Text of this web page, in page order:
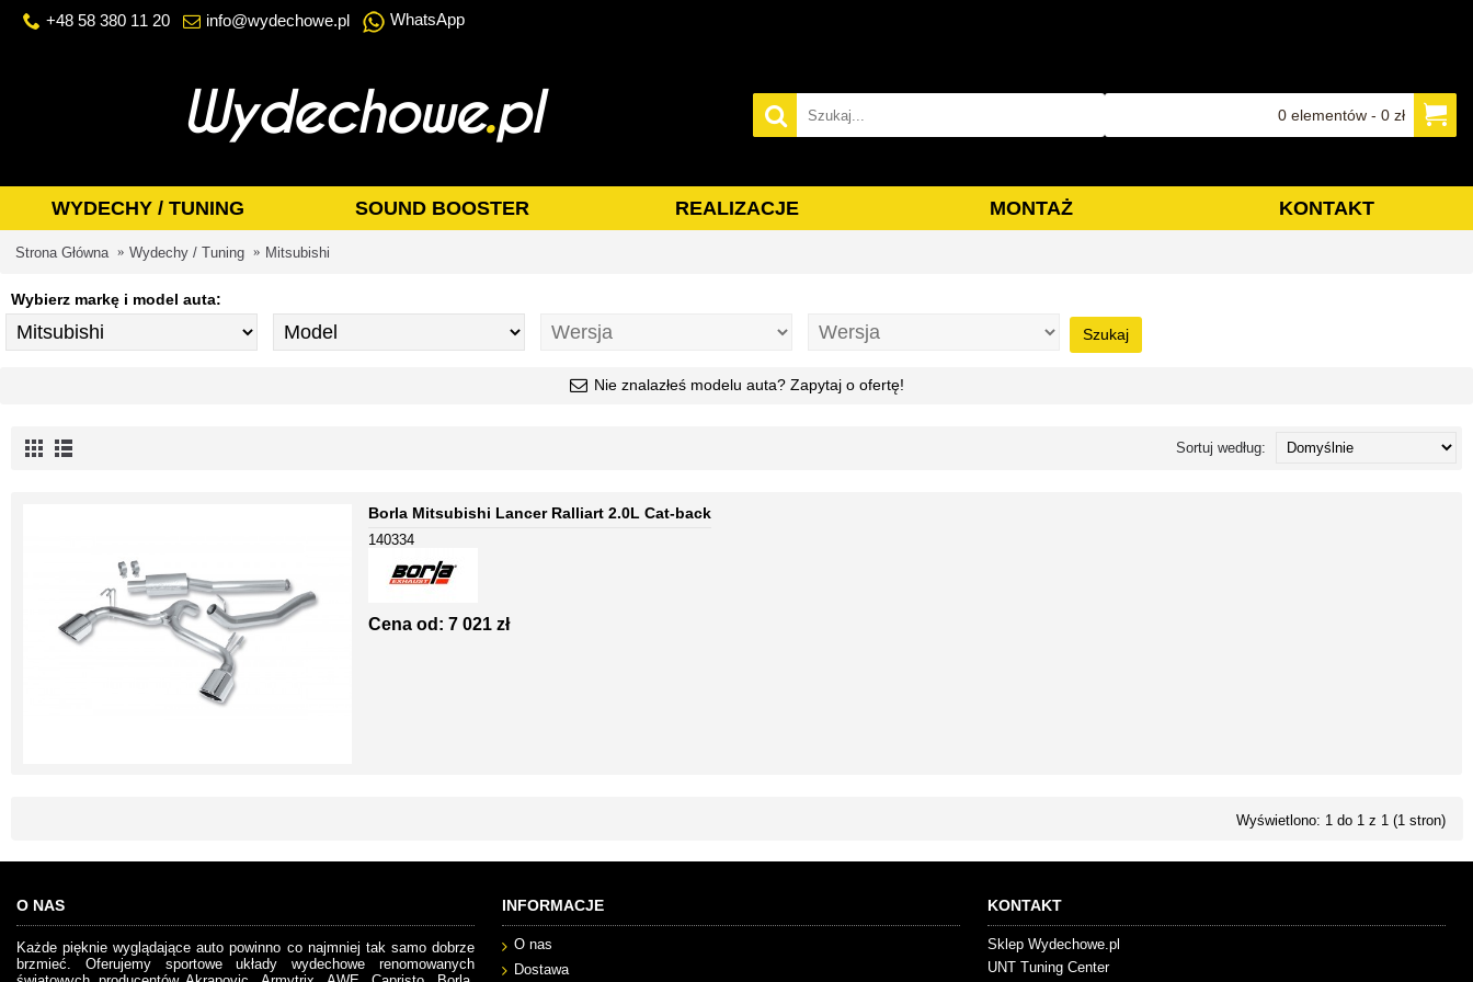
+48 58 380 11 20 info@wydechowe.pl WhatsApp
0 elementów - 0 zł
WYDECHY / TUNING SOUND BOOSTER REALIZACJE MONTAŻ KONTAKT
Strona Główna Wydechy / Tuning Mitsubishi
Wybierz markę i model auta:
Szukaj
Nie znalazłeś modelu auta? Zapytaj o ofertę!
Sortuj według:
Borla Mitsubishi Lancer Ralliart 2.0L Cat-back
140334
Cena od: 7 021 zł
Wyświetlono: 1 do 1 z 1 (1 stron)
O NAS
Każde pięknie wyglądające auto powinno co najmniej tak samo dobrze
brzmieć. Oferujemy sportowe układy wydechowe renomowanych
INFORMACJE
O nas
Dostawa
KONTAKT
Sklep Wydechowe.pl
UNT Tuning Center